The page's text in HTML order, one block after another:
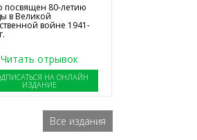
посвящен 80-летию
в Великой
войне 1941-
Читать отрывок
НА ОНЛАЙН
ИЗДАНИЕ
Все издания